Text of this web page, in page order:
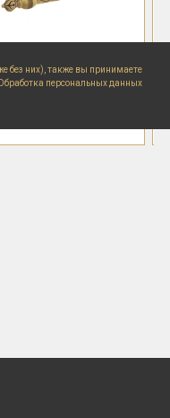
без них), также вы принимаете
персональных данных